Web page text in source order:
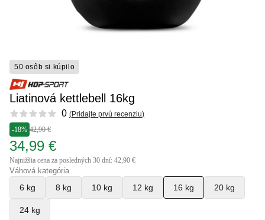
50 osôb si kúpilo
Liatinová kettlebell 16kg
Reviews 0 (Pridajte prvú recenziu)
-18% 42,90 €
34,99 €
Najnižšia cena za posledných 30 dní: 42,90 €
Váhová kategória
6 kg 8 kg 10 kg 12 kg 16 kg 20 kg
24 kg